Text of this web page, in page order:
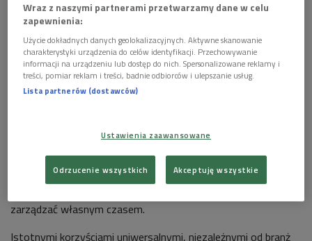
niemożliwa jest realna korzyść pracodawcy bez integralnej
korzyści pracownika.
Wiele aktywności, profesji i branż
Jak wiadomo prace zdalną mogą wykonywać pracownicy wielu
zdalnej pracują programiści, graficy, webmasterzy, czy
copywriterzy. Korzyścią główną w tym sektorze jest
elastyczność czasu pracy i znacznie łatwiejsze godzenie
zarządzać własnym czasem.
Istotnymi korzyściami uniwersalnymi, niezależnymi od branż
Wraz z naszymi partnerami przetwarzamy dane w celu
zapewnienia:
Użycie dokładnych danych geolokalizacyjnych. Aktywne skanowanie
charakterystyki urządzenia do celów identyfikacji. Przechowywanie
informacji na urządzeniu lub dostęp do nich. Spersonalizowane reklamy i
treści, pomiar reklam i treści, badnie odbiorców i ulepszanie usług.
Lista partnerów (dostawców)
Ustawienia zaawansowane
Odrzucenie wszystkich Akceptuję wszystkie